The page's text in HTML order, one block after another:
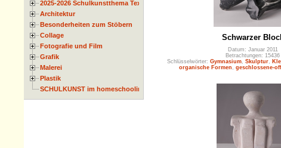
2025-2026 Schulkunstthema Textil
Architektur
Besonderheiten zum Stöbern
Collage
Fotografie und Film
Grafik
Malerei
Plastik
SCHULKUNST im homeschooling
Schwarzer
Datum: Januar 2011
Betrachtungen: 15436
Schlüsselwörter: Gymnasium, Skulptur,
organische Formen
geschlossene-